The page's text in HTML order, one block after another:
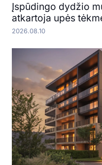
Įspūdingo dydžio
atkartoja upės
2026.08.10